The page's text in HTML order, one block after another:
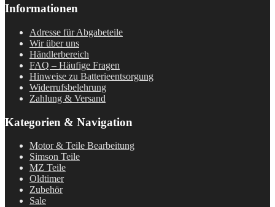
Informationen
Adresse für Abgabeteile
Wir über uns
Händlerbereich
FAQ – Häufige Fragen
Hinweise zu Batterieentsorgung
Widerrufsbelehrung
Zahlung & Versand
Kategorien & Navigation
Motor & Teile Bearbeitung
Simson Teile
MZ Teile
Oldtimer
Zubehör
Sale